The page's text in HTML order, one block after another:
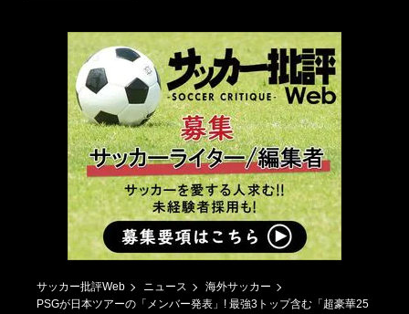
サッカー批評Web ニュース
海外サッカー
PSGが日本ツアーの「メンバー発表」! 最強3トップ含む「超豪華25